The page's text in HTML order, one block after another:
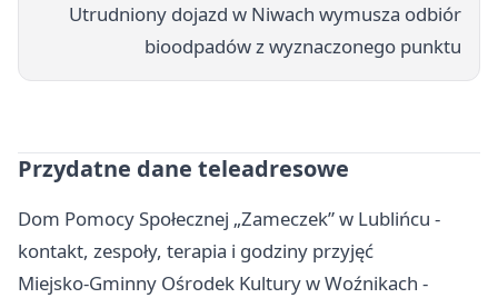
Utrudniony dojazd w Niwach wymusza odbiór
bioodpadów z wyznaczonego punktu
Przydatne dane teleadresowe
Dom Pomocy Społecznej „Zameczek” w Lublińcu -
kontakt, zespoły, terapia i godziny przyjęć
Miejsko-Gminny Ośrodek Kultury w Woźnikach -